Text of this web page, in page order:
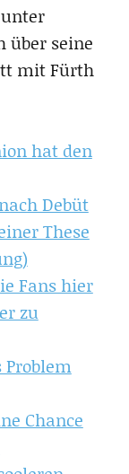
über seine
mit Fürth
hat den
Debüt
These
Fans hier
zu
Chance